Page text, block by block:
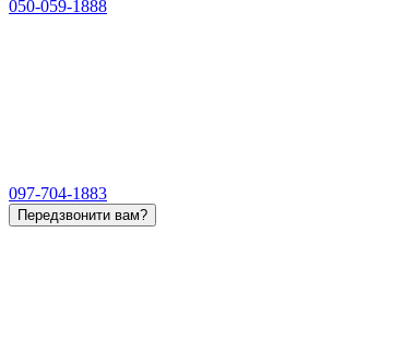
050-059-1888
097-704-1883
Передзвонити вам?